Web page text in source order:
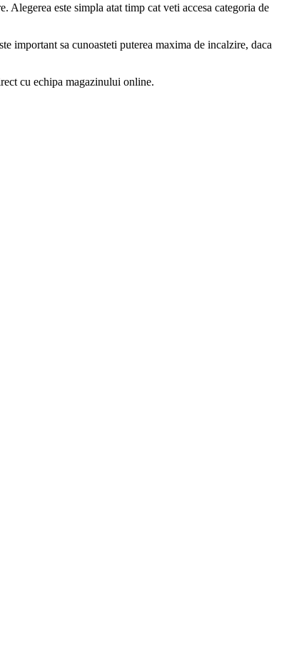
Alegerea este simpla atat timp cat veti accesa categoria de
important sa cunoasteti puterea maxima de incalzire, daca
cu echipa magazinului online.